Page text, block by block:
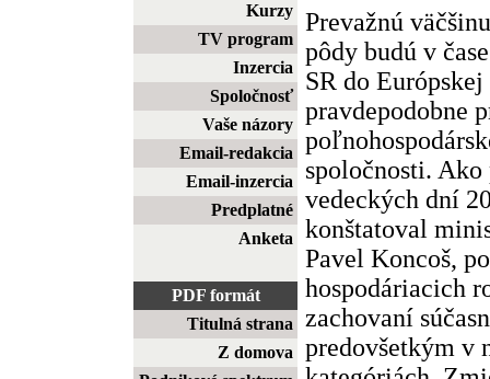
Kurzy
TV program
Inzercia
Spoločnosť
Vaše názory
Email-redakcia
Email-inzercia
Predplatné
Anketa
PDF formát
Titulná strana
Z domova
Prevažnú
pôdy budú v
SR do
pravdepodobne
spoločnosti.
vedeckých dní
konštatoval
Pavel Koncoš,
hospodáriacich
zachovaní
predovšetkým v